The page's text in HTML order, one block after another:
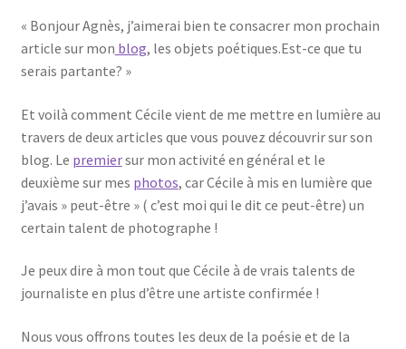
« Bonjour Agnès, j’aimerai bien te consacrer mon prochain
article sur mon blog, les objets poétiques.Est-ce que tu
serais partante? »
Et voilà comment Cécile vient de me mettre en lumière au
travers de deux articles que vous pouvez découvrir sur son
blog. Le premiersur mon activité en général et le
deuxième sur mes photos, car Cécile à mis en lumière que
j’avais » peut-être » ( c’est moi qui le dit ce peut-être) un
certain talent de photographe !
Je peux dire à mon tout que Cécile à de vrais talents de
journaliste en plus d’être une artiste confirmée !
Nous vous offrons toutes les deux de la poésie et de la